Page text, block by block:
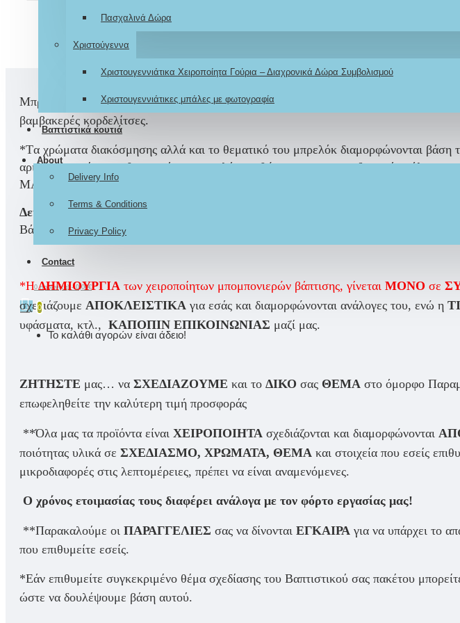
Πασχαλινά Δώρα
Χριστούγεννα
Χριστουγεννιάτικα Χειροποίητα Γούρια – Διαχρονικά Δώρα Συμβολισμού
Χριστουγεννιάτικες μπάλες με φωτογραφία
Βαπτιστικά κουτιά
About
Delivery Info
Terms & Conditions
Privacy Policy
Contact
0 προϊόν(τα) - 0,00€
0
Το καλάθι αγορών είναι άδειο!
Μπρελόκ μπεγλέρι με κωνσταντινάτο μπομπονιέρα βάπτισης με κουφέτα τυλιγμένα
βαμβακερές κορδελίτσες.
*Tα χρώματα διακόσμησης αλλά και το θεματικό του μπρελόκ διαμορφώνονται
αριθμό τεμαχίων, το θεματικό του μπρελόκ, καθώς και με τον συνδυασμό
ΜΑΖΙ ΜΑΣ.
Δείτε την συνδυασμένημε ανάλογο χειροποίητο σετ από την συλλογή μας -
Βάπτισης, προσκλητήρια, διακοσμητικά τραπεζιών και επωφεληθείτε την καλύτερη
*ΗΔΗΜΙΟΥΡΓΙΑ των χειροποίητων μπομπονιερών βάπτισης, γίνεται ΜΟΝΟ σε
σχεδιάζουμε ΑΠΟΚΛΕΙΣΤΙΚΑ για εσάς και διαμορφώνονται ανάλογες του, ενώ η
υφάσματα, κτλ., ΚΑΠΟΠΙΝ ΕΠΙΚΟΙΝΩΝΙΑΣ μαζί μας.
ΖΗΤΗΣΤΕ μας… να ΣΧΕΔΙΑΖΟΥΜΕ και το ΔΙΚΟ σας ΘΕΜΑ στο όμορφο
επωφεληθείτε την καλύτερη τιμή προσφοράς
**Όλα μας τα προϊόντα είναι ΧΕΙΡΟΠΟΙΗΤΑ σχεδιάζονται και διαμορφώνονται
ποιότητας υλικά σε ΣΧΕΔΙΑΣΜΟ, ΧΡΩΜΑΤΑ, ΘΕΜΑ και στοιχεία που εσείς
μικροδιαφορές στις λεπτομέρειες, πρέπει να είναι αναμενόμενες.
Ο χρόνος ετοιμασίας τους διαφέρει ανάλογα με τον φόρτο εργασίας μας!
**Παρακαλούμε οι ΠΑΡΑΓΓΕΛΙΕΣ σας να δίνονται ΕΓΚΑΙΡΑ για να υπάρχει το
που επιθυμείτε εσείς.
*Εάν επιθυμείτε συγκεκριμένο θέμα σχεδίασης του Βαπτιστικού σας πακέτου
ώστε να δουλέψουμε βάση αυτού.